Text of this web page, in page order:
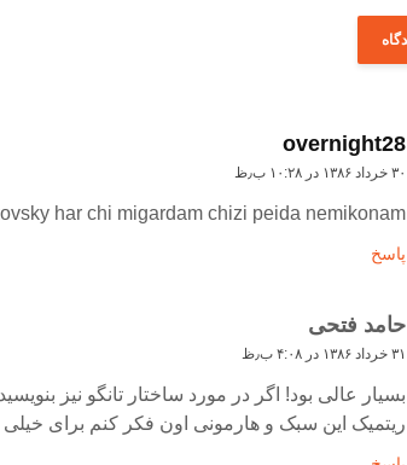
overnight28
۳۰ خرداد ۱۳۸۶ در ۱۰:۲۸ ب٫ظ
har chi migardam chizi peida nemikonam
پاسخ
حامد فتحی
۳۱ خرداد ۱۳۸۶ در ۴:۰۸ ب٫ظ
بسیار عالی بود! اگر در مورد ساختار تانگو نیز
ریتمیک این سبک و هارمونی اون فکر کنم برای